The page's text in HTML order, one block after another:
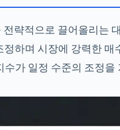
략적으로 끌어올리
하며 시장에 강력한
가 일정 수준의 조정